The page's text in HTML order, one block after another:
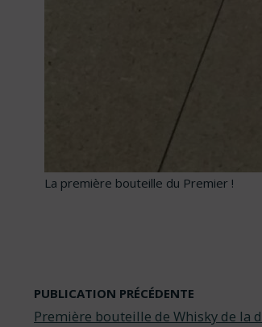
La première bouteille du Premier !
PUBLICATION PRÉCÉDENTE
Première bouteille de Whisky de la